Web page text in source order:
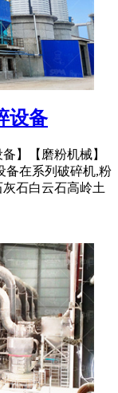
设备
】【磨粉机械】
备在系列破碎机,粉
石白云石高岭土